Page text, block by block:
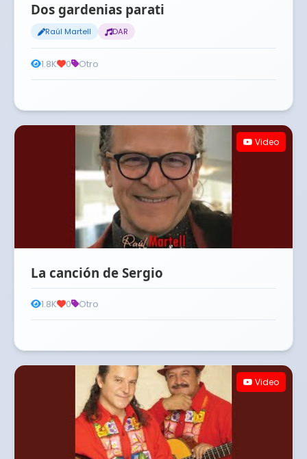
Dos gardenias parati
Raúl Martell DAR
1.8K 0 Otro
Video
La canción de Sergio
1.8K 0 Otro
Video